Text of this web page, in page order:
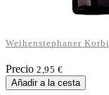
Weihenstephaner
Precio 2,95 €
Añadir a la cesta